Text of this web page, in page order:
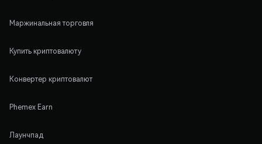
Маржинальная торговля
Купить криптовалюту
Конвертер криптовалют
Phemex Earn
Лаунчпад